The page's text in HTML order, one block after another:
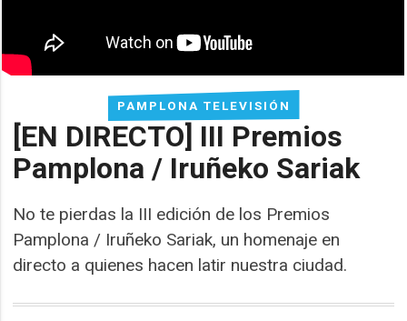
PAMPLONA TELEVISIÓN
[EN DIRECTO] III Premios
Pamplona / Iruñeko Sariak
No te pierdas la III edición de los Premios
Pamplona / Iruñeko Sariak, un homenaje en
directo a quienes hacen latir nuestra ciudad.